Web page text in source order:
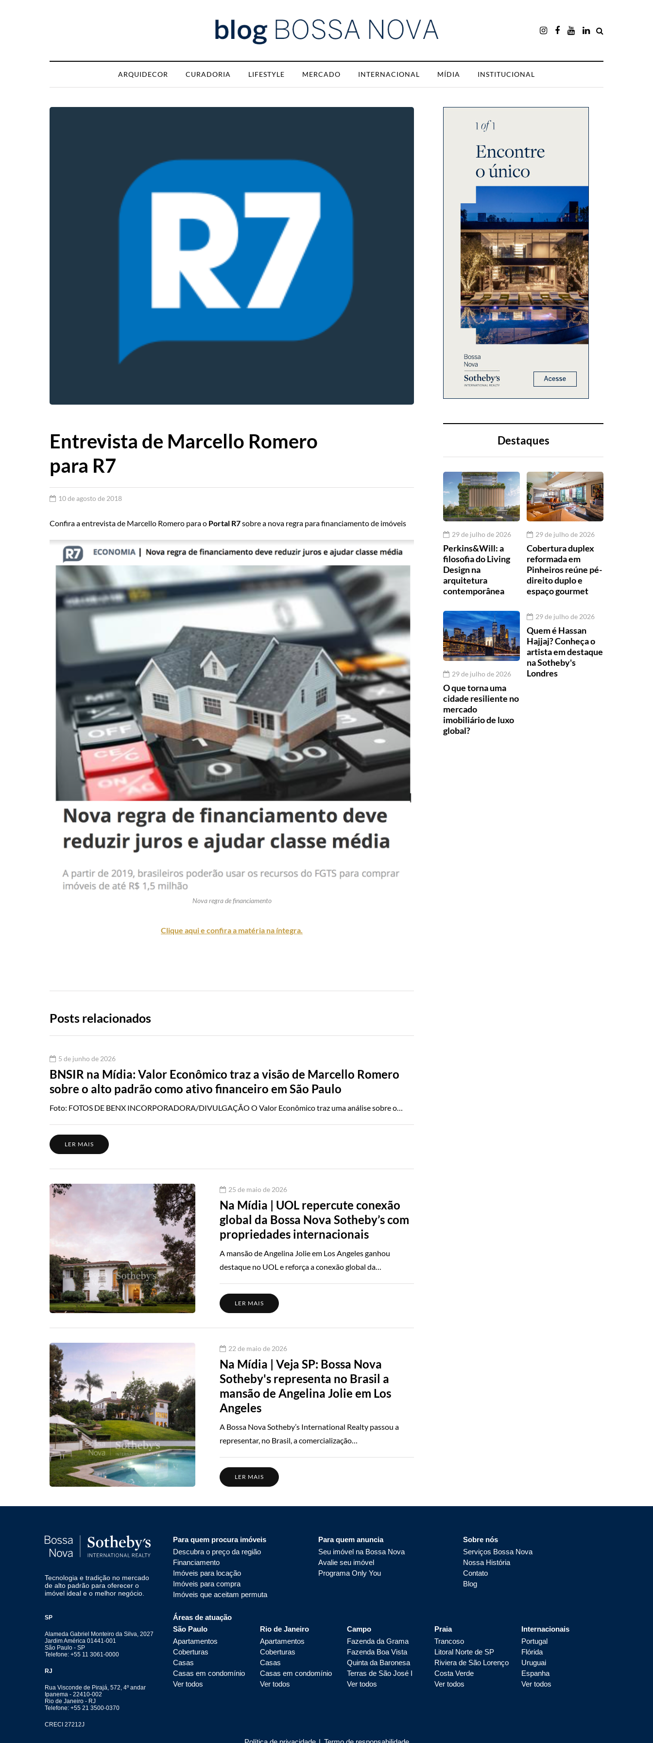
ARQUIDECOR CURADORIA LIFESTYLE MERCADO INTERNACIONAL MÍDIA INSTITUCIONAL
Entrevista de Marcello Romero
para R7
10 de agosto de 2018
Confira a entrevista de Marcello Romero para o Portal R7sobre a nova regra para financiamento de imóveis
Nova regra de financiamento
Clique aqui e confira a matéria na íntegra.
Destaques
29 de julho de 2026
Perkins&Will: a
filosofia do Living
Design na
arquitetura
contemporânea
29 de julho de 2026
Cobertura duplex
reformada em
Pinheiros reúne pé-
direito duplo e
espaço gourmet
29 de julho de 2026
O que torna uma
cidade resiliente no
mercado
imobiliário de luxo
global?
29 de julho de 2026
Quem é Hassan
Hajjaj? Conheça o
artista em destaque
na Sotheby's
Londres
Posts relacionados
5 de junho de 2026
BNSIR na Mídia: Valor Econômico traz a visão de Marcello Romero
sobre o alto padrão como ativo financeiro em São Paulo
Foto: FOTOS DE BENX INCORPORADORA/DIVULGAÇÃO O Valor Econômico traz uma análise sobre o…
LER MAIS
25 de maio de 2026
Na Mídia | UOL repercute conexão
global da Bossa Nova Sotheby’s com
propriedades internacionais
A mansão de Angelina Jolie em Los Angeles ganhou
destaque no UOL e reforça a conexão global da…
LER MAIS
22 de maio de 2026
Na Mídia | Veja SP: Bossa Nova
Sotheby's representa no Brasil a
mansão de Angelina Jolie em Los
Angeles
A Bossa Nova Sotheby’s International Realty passou a
representar, no Brasil, a comercialização…
LER MAIS
Para quem procura imóveis
Descubra o preço da região
Financiamento
Imóveis para locação
Imóveis para compra
Imóveis que aceitam permuta
Para quem anuncia
Seu imóvel na Bossa Nova
Avalie seu imóvel
Programa Only You
Sobre nós
Serviços Bossa Nova
Nossa História
Contato
Blog
Áreas de atuação
São Paulo
Apartamentos
Coberturas
Casas
Casas em condomínio
Ver todos
Rio de Janeiro
Apartamentos
Coberturas
Casas
Casas em condomínio
Ver todos
Campo
Fazenda da Grama
Fazenda Boa Vista
Quinta da Baronesa
Terras de São José I
Ver todos
Praia
Trancoso
Litoral Norte de SP
Riviera de São Lorenço
Costa Verde
Ver todos
Internacionais
Portugal
Flórida
Uruguai
Espanha
Ver todos
Tecnologia e tradição no mercado
de alto padrão para oferecer o
imóvel ideal e o melhor negócio.
SP
Alameda Gabriel Monteiro da Silva, 2027
Jardim América 01441-001
São Paulo - SP
Telefone: +55 11 3061-0000
RJ
Rua Visconde de Pirajá, 572, 4º andar
Ipanema - 22410-002
Rio de Janeiro - RJ
Telefone: +55 21 3500-0370
CRECI 27212J